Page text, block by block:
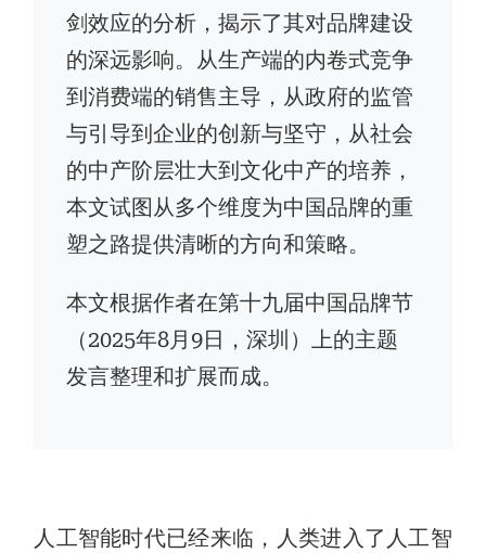
剑效应的分析，揭示了其对品牌建设
的深远影响。从生产端的内卷式竞争
到消费端的销售主导，从政府的监管
与引导到企业的创新与坚守，从社会
的中产阶层壮大到文化中产的培养，
本文试图从多个维度为中国品牌的重
塑之路提供清晰的方向和策略。
本文根据作者在第十九届中国品牌节
（2025年8月9日，深圳）上的主题
发言整理和扩展而成。
人工智能时代已经来临，人类进入了人工智